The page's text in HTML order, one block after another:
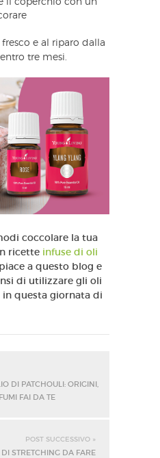
il coperchio con un
e al riparo dalla
tre mesi.
coccolare la tua
ricette infuse di oli
a questo blog e
di utilizzare gli oli
questa giornata di
DI PATCHOULI: ORIGINI,
FAI DA TE
POST SUCCESSIVO »
STRETCHING DA FARE